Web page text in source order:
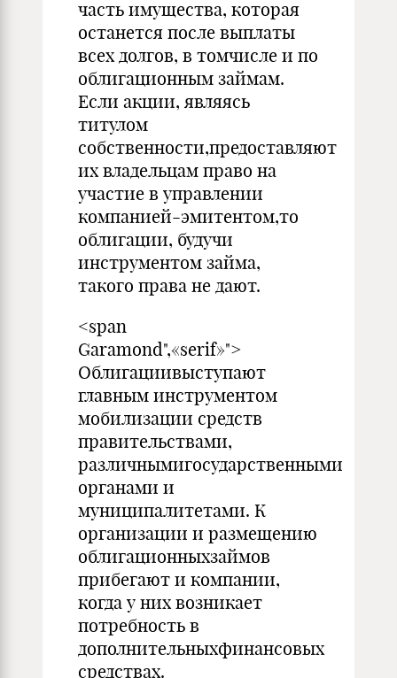
часть имущества, которая
останется после выплаты
всех долгов, в томчисле и по
облигационным займам.
Если акции, являясь
титулом
собственности,предоставляют
их владельцам право на
участие в управлении
компанией-эмитентом,то
облигации, будучи
инструментом займа,
такого права не дают.
<span
Garamond",«serif»">
Облигациивыступают
главным инструментом
мобилизации средств
правительствами,
различнымигосударственными
органами и
муниципалитетами. К
организации и размещению
облигационныхзаймов
прибегают и компании,
когда у них возникает
потребность в
дополнительныхфинансовых
средствах.